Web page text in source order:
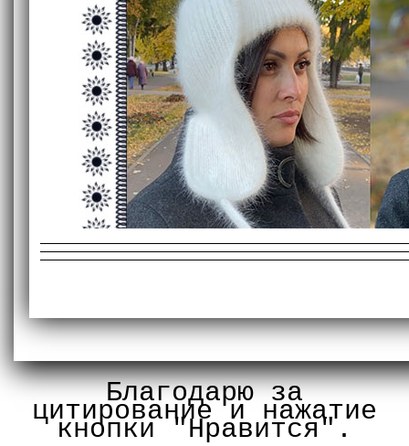
Благодарю за
цитирование и нажатие
кнопки "Нравится".